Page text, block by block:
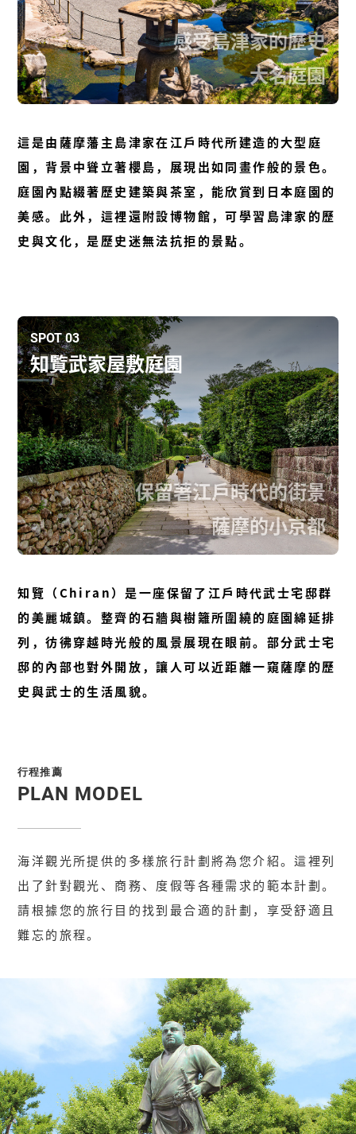
感受島津家的歷史
大名庭園
這是由薩摩藩主島津家在江戶時代所建造的大型庭
園，背景中聳立著櫻島，展現出如同畫作般的景色。
庭園內點綴著歷史建築與茶室，能欣賞到日本庭園的
美感。此外，這裡還附設博物館，可學習島津家的歷
史與文化，是歷史迷無法抗拒的景點。
SPOT 03
知覧武家屋敷庭園
保留著江戶時代的街景
薩摩的小京都
知覽（Chiran）是一座保留了江戶時代武士宅邸群
的美麗城鎮。整齊的石牆與樹籬所圍繞的庭園綿延排
列，彷彿穿越時光般的風景展現在眼前。部分武士宅
邸的內部也對外開放，讓人可以近距離一窺薩摩的歷
史與武士的生活風貌。
行程推薦
PLAN MODEL
海洋觀光所提供的多樣旅行計劃將為您介紹。這裡列
出了針對觀光、商務、度假等各種需求的範本計劃。
請根據您的旅行目的找到最合適的計劃，享受舒適且
難忘的旅程。